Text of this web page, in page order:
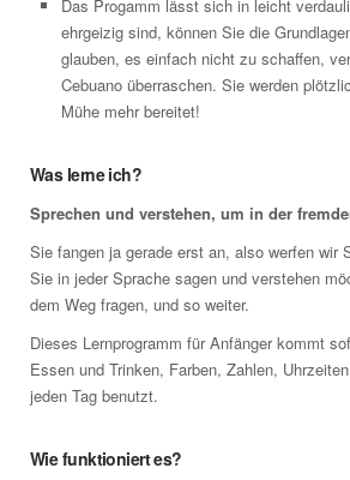
Das Progamm lässt sich in leicht
ehrgeizig sind, können Sie die
glauben, es einfach nicht zu schaffen,
Cebuano überraschen. Sie werden
Mühe mehr bereitet!
Was lerne ich?
Sprechen und verstehen, um in der
Sie fangen ja gerade erst an, also werfen
Sie in jeder Sprache sagen und verstehen
dem Weg fragen, und so weiter.
Dieses Lernprogramm für Anfänger kommt
Essen und Trinken, Farben, Zahlen,
jeden Tag benutzt.
Wie funktioniert es?